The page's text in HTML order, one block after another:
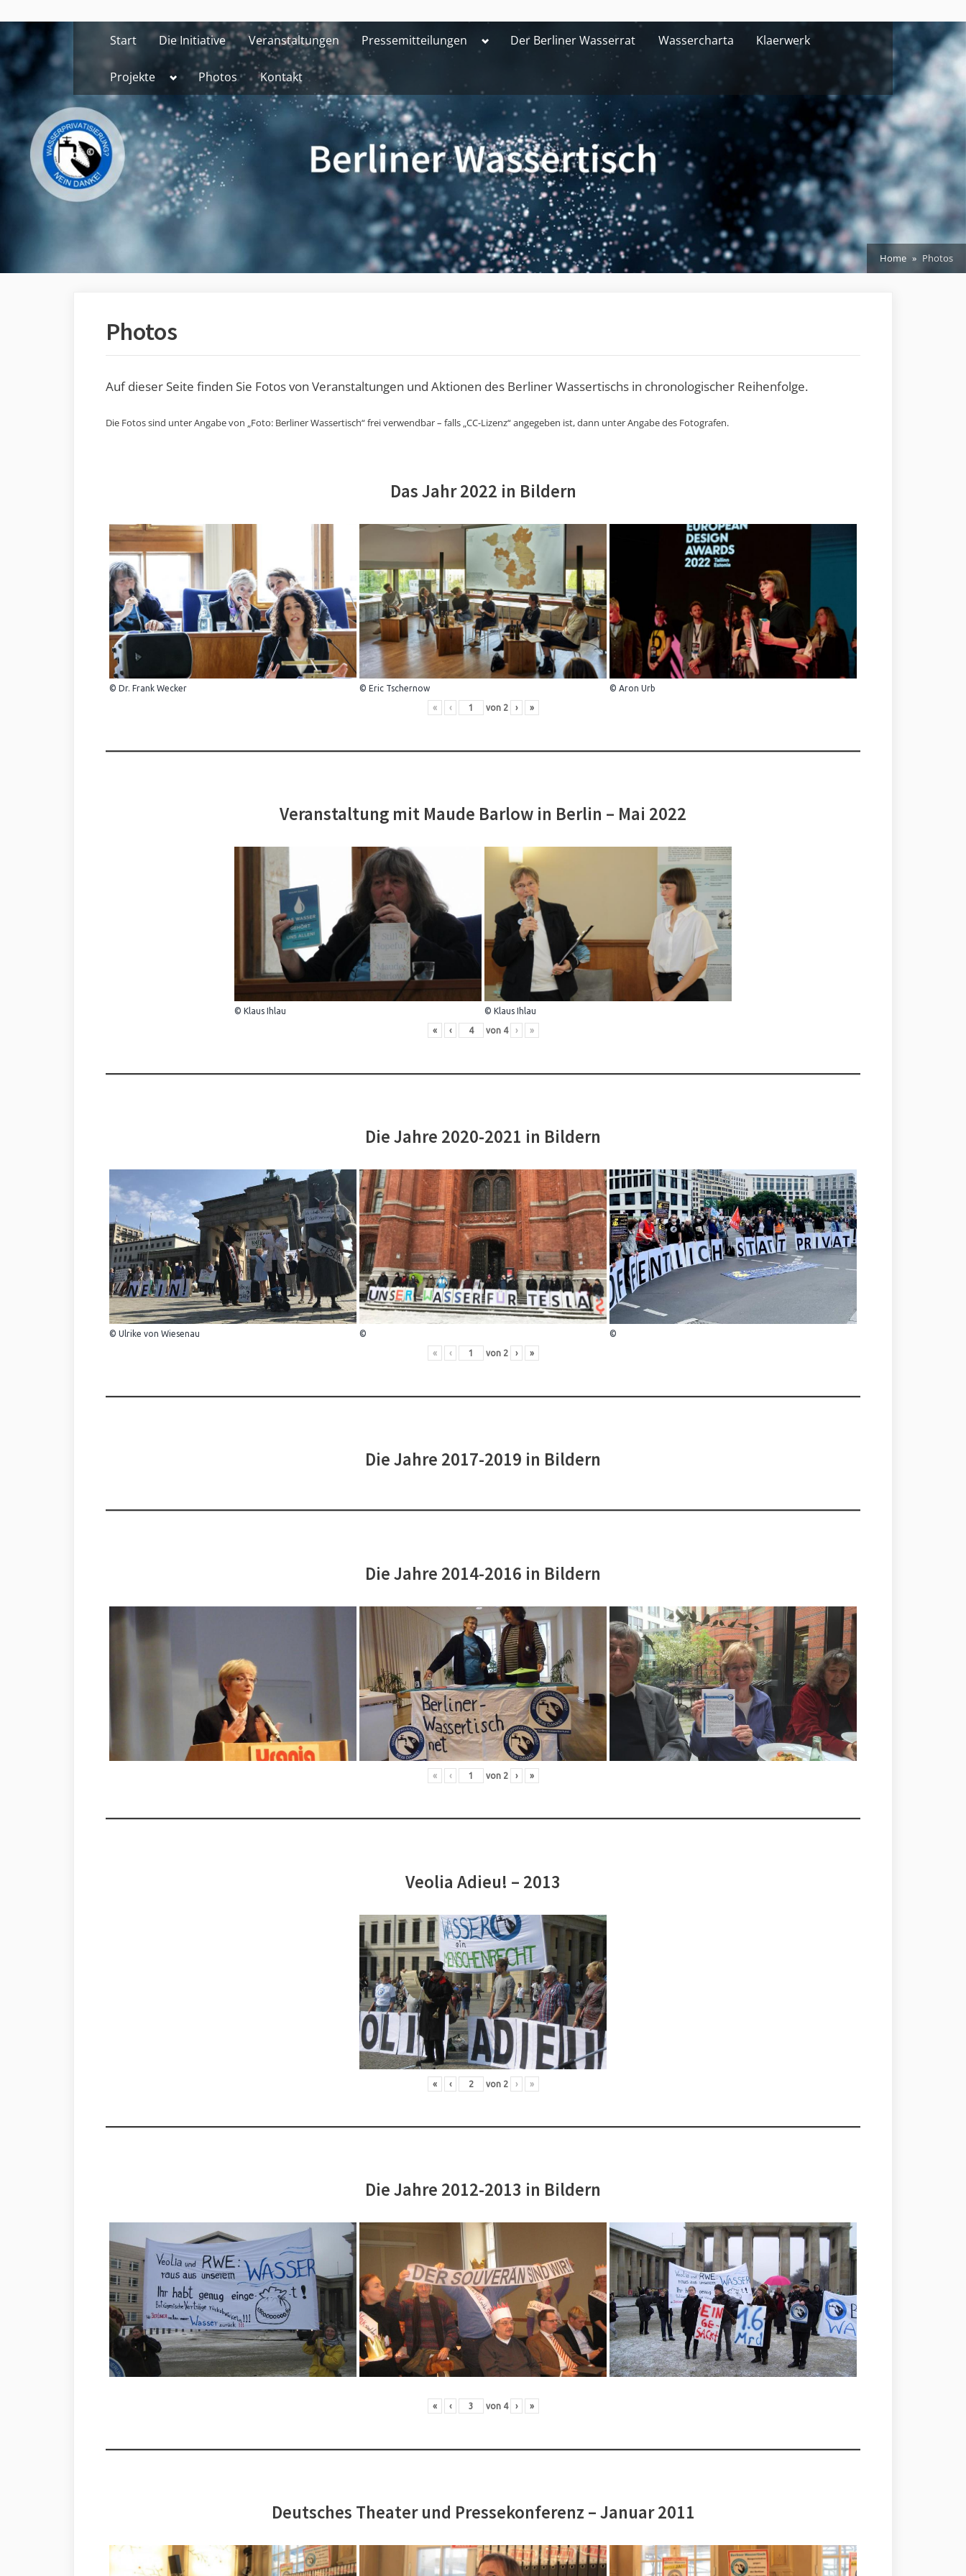
to
content
Start Die Initiative Veranstaltungen Pressemitteilungen ToggleDer Berliner Wasserrat Wassercharta Klaerwerk
Projekte Toggle
menu
Photos Kontakt
Home Photos
Photos
Auf dieser Seite finden Sie Fotos von Veranstaltungen und Aktionen des Berliner Wassertischs in chronologischer Reihenfolge.
Die Fotos sind unter Angabe von „Foto: Berliner Wassertisch“ frei verwendbar – falls „CC-Lizenz“ angegeben ist, dann unter Angabe des Fotografen.
Das Jahr 2022 in Bildern
© Dr. Frank Wecker © Eric Tschernow © Aron Urb
« ‹ von 2 › »
Veranstaltung mit Maude Barlow in Berlin – Mai 2022
© Klaus Ihlau © Klaus Ihlau
« ‹ von 4 › »
Die Jahre 2020-2021 in Bildern
© Ulrike von Wiesenau © ©
« ‹ von 2 › »
Die Jahre 2017-2019 in Bildern
Die Jahre 2014-2016 in Bildern
« ‹ von 2 › »
Veolia Adieu! – 2013
« ‹ von 2 › »
Die Jahre 2012-2013 in Bildern
« ‹ von 4 › »
Deutsches Theater und Pressekonferenz – Januar 2011